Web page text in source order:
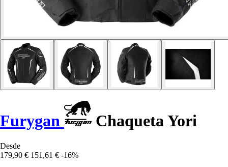
Furygan Chaqueta Yori
Desde
179,90 € 151,61 € -16%